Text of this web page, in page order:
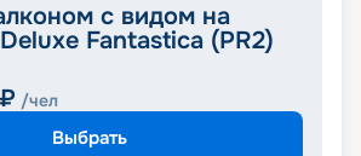
с видом на
Fantastica (PR2)
₽ /чел
Выбрать